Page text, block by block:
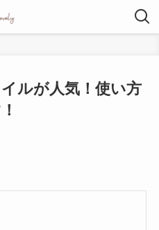
ルが人気！使い方